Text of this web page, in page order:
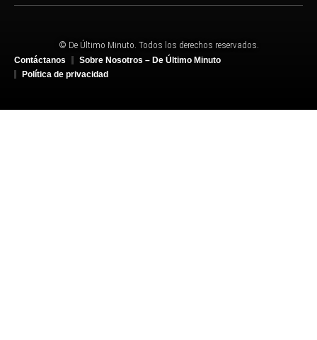
© De Último Minuto. Todos los derechos reservados.
Contáctanos
Sobre Nosotros – De Último Minuto
Política de privacidad